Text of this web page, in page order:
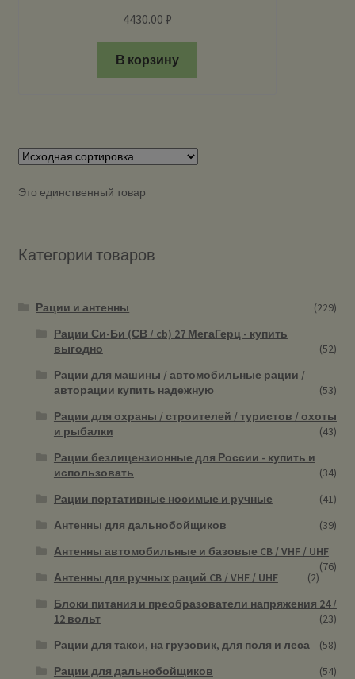
4430.00 ₽
В корзину
Это единственный товар
Категории товаров
Рации и антенны
(229)
Рации Си-Би (СВ / cb) 27 МегаГерц - купить
выгодно
(52)
Рации для машины / автомобильные рации /
авторации купить надежную
(53)
Рации для охраны / строителей / туристов / охоты
и рыбалки
(43)
Рации безлицензионные для России - купить и
использовать
(34)
Рации портативные носимые и ручные
(41)
Антенны для дальнобойщиков
(39)
Антенны автомобильные и базовые CB / VHF / UHF
(76)
Антенны для ручных раций CB / VHF / UHF
(2)
Блоки питания и преобразователи напряжения 24 /
12 вольт
(23)
Рации для такси, на грузовик, для поля и леса
(58)
Рации для дальнобойщиков
(54)